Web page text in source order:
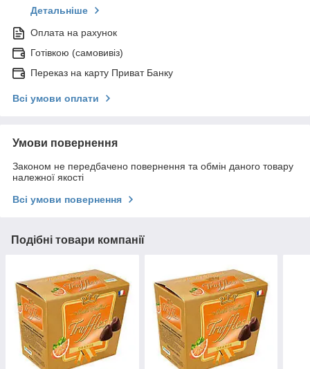
Детальніше
Оплата на рахунок
Готівкою (самовивіз)
Переказ на карту Приват Банку
Всі умови оплати
Умови повернення
Законом не передбачено повернення та обмін даного товару
належної якості
Всі умови повернення
Подібні товари компанії